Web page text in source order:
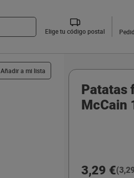
Elige tu código postal
Añadir a mi lista
Patatas
McCain
3,29 €